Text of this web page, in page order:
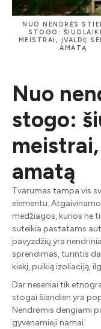
NUO NENDRĖS
STOGO:
MEISTRAI, ĮVALDĘ
AMATĄ
Nuo
stogo:
amatą
Tvarumas tampa vis
elementu.
medžiagos, kurios ne
suteikia pastatams
pavyzdžių yra
sprendimas, turintis
kiekį, puikią izoliaciją,
Dar neseniai tik
stogai šiandien yra
Nendrėmis dengiami
gyvenamieji namai.